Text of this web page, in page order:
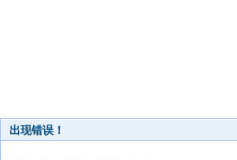
出现错误！